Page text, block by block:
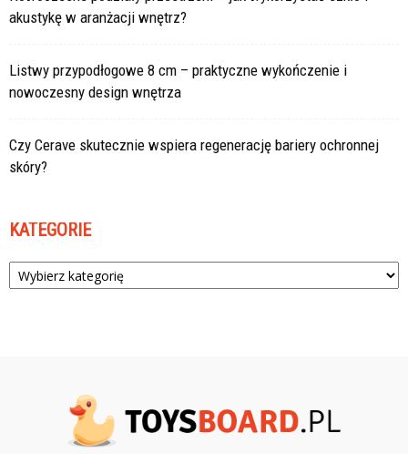
akustykę w aranżacji wnętrz?
Listwy przypodłogowe 8 cm – praktyczne wykończenie i
nowoczesny design wnętrza
Czy Cerave skutecznie wspiera regenerację bariery ochronnej
skóry?
KATEGORIE
Kategorie